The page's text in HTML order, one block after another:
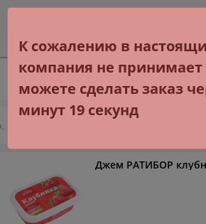
Бесплатно в Google Play
горошек, бобы
Джем РАТИБОР
К сожалению в
компания не
можете сделать заказ
минут 19 секунд